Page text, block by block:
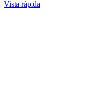
Vista rápida